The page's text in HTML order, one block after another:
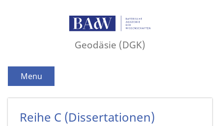
Geodäsie (DGK)
Menu
Reihe C (Dissertationen)